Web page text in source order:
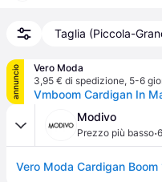
Taglia (Piccola-
annuncio
Vero Moda
3,95 € di spedizione, 5-6
Vmboom Cardigan In
Modivo
Prezzo più basso·